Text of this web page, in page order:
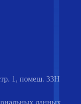
1, помещ. 33Н